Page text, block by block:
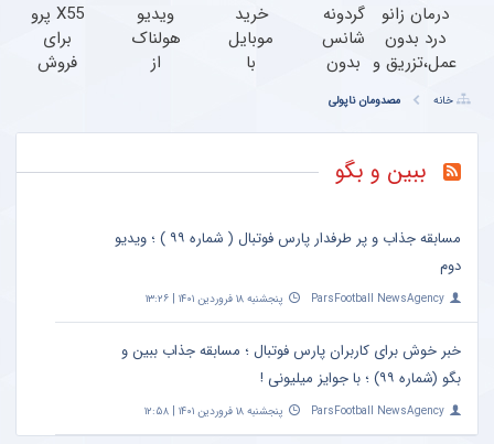
درمان زانو
درد بدون
عمل،تزریق و
(◂پرسش‌نامه)
گردونه
شانس
بدون
PS5 تا
آیفون17
و بیت
کوین
خرید
موبایل
با
در ۴
کارمزد!
ویدیو
هولناک
از
خوابی
آموزش
X55 پرو
برای
فروش
راحت و
خانه مصدومان ناپولی
ببین و بگو
مسابقه جذاب و پر طرفدار پارس فوتبال ( شماره ۹۹ ) ؛ ویدیو
دوم
ParsFootball NewsAgency پنجشنبه ۱۸ فروردین ۱۴۰۱ | ۱۳:۲۶
خبر خوش برای کاربران پارس فوتبال ؛ مسابقه جذاب ببین و
بگو (شماره ۹۹) ؛ با جوایز میلیونی !
ParsFootball NewsAgency پنجشنبه ۱۸ فروردین ۱۴۰۱ | ۱۲:۵۸